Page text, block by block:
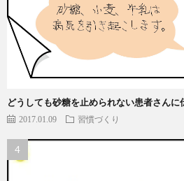
どうしても砂糖を止められない患者さんに
2017.01.09 習慣づくり